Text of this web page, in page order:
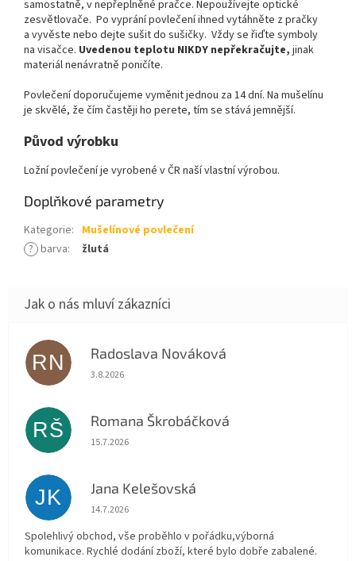
samostatně, v nepřeplněné pračce. Nepoužívejte optické
zesvětlovače. Po vyprání povlečení ihned vytáhněte z pračky
a vyvěste nebo dejte sušit do sušičky. Vždy se řiďte symboly
na visačce. Uvedenou teplotu NIKDY nepřekračujte, jinak
materiál nenávratně poničíte.
Povlečení doporučujeme vyměnit jednou za 14 dní. Na mušelínu
je skvělé, že čím častěji ho perete, tím se stává jemnější.
Původ výrobku
Ložní povlečení je vyrobené v ČR naší vlastní výrobou.
Doplňkové parametry
Kategorie: Mušelínové povlečení
? barva: žlutá
RN Radoslava Nováková
Hodnocení obchodu je 5 z 5 hvězdiček.
3.8.2026
RŠ Romana Škrobáčková
Hodnocení obchodu je 5 z 5 hvězdiček.
15.7.2026
JK Jana Kelešovská
Hodnocení obchodu je 5 z 5 hvězdiček.
14.7.2026
Spolehlivý obchod, vše proběhlo v pořádku,výborná
komunikace. Rychlé dodání zboží, které bylo dobře zabalené.